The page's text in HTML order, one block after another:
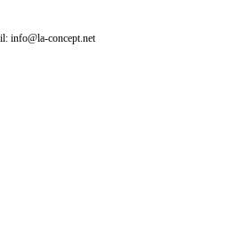
info@la-concept.net